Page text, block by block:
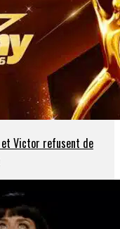
et Victor refusent de